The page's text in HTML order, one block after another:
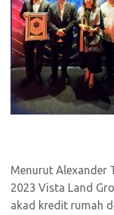
Menurut Alexander
2023 Vista Land
akad kredit rumah